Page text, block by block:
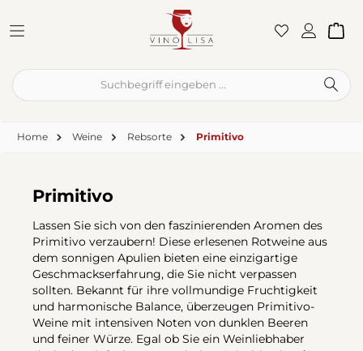
Home Weine Rebsorte Primitivo
Primitivo
Lassen Sie sich von den faszinierenden Aromen des
Primitivo verzaubern! Diese erlesenen Rotweine aus
dem sonnigen Apulien bieten eine einzigartige
Geschmackserfahrung, die Sie nicht verpassen
sollten. Bekannt für ihre vollmundige Fruchtigkeit
und harmonische Balance, überzeugen Primitivo-
Weine mit intensiven Noten von dunklen Beeren
und feiner Würze. Egal ob Sie ein Weinliebhaber